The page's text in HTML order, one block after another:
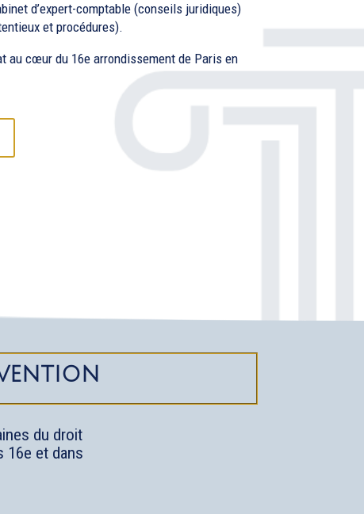
d’expert-comptable (conseils juridiques)
et procédures).
au cœur du 16e arrondissement de Paris en
du droit
16e et dans